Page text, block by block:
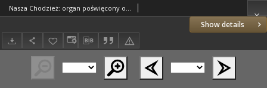
Show details
Nasza Chodzież: organ poświęcony obronie interesów narodowych na zachodnich ziemiach Polski 1935.10.05 R.6 Nr230